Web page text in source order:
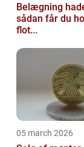
Belægning
sådan får du
flot...
05 march 2026